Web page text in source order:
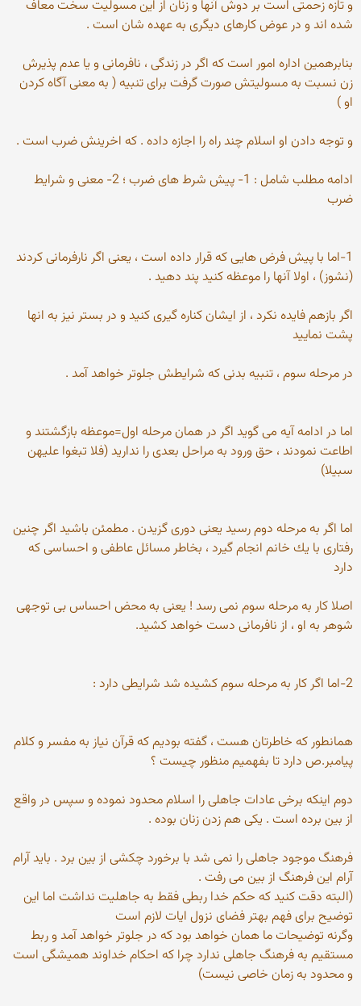
و تازه زحمتی است بر دوش آنها و زنان از این مسولیت سخت معاف
شده اند و در عوض کارهای دیگری به عهده شان است .
بنابرهمین اداره امور است که اگر در زندگی ، نافرمانی و یا عدم پذیرش
زن نسبت به مسولیتش صورت گرفت برای تنبیه ( به معنی آگاه کردن
او )
و توجه دادن او اسلام چند راه را اجازه داده . كه اخرینش ضرب است .
ادامه مطلب شامل : 1- پیش شرط های ضرب ؛ 2- معنی و شرایط
ضرب
1-اما با پیش فرض هایی كه قرار داده است ، یعنی اگر نارفرمانی كردند
(نشوز) ، اولا آنها را موعظه كنید پند دهید .
اگر بازهم فایده نكرد ، از ایشان كناره گیری كنید و در بستر نیز به انها
پشت نمایید
در مرحله سوم ، تنبیه بدنی كه شرایطش جلوتر خواهد آمد .
اما در ادامه آیه می گوید اگر در همان مرحله اول=موعظه بازگشتند و
اطاعت نمودند ، حق ورود به مراحل بعدی را ندارید (فلا تبغوا علیهن
سبیلا)
اما اگر به مرحله دوم رسید یعنی دوری گزیدن . مطمئن باشید اگر چنین
رفتاری با یك خانم انجام گیرد ، بخاطر مسائل عاطفی و احساسی كه
دارد
اصلا كار به مرحله سوم نمی رسد ! یعنی به محض احساس بی توجهی
شوهر به او ، از نافرمانی دست خواهد كشید.
2-اما اگر كار به مرحله سوم كشیده شد شرایطی دارد :
همانطور که خاطرتان هست ، گفته بودیم که قرآن نیاز به مفسر و کلام
پیامبر.ص دارد تا بفهمیم منظور چیست ؟
دوم اینکه برخی عادات جاهلی را اسلام محدود نموده و سپس در واقع
از بین برده است . یکی هم زدن زنان بوده .
فرهنگ موجود جاهلی را نمی شد با برخورد چكشی از بین برد . باید آرام
آرام این فرهنگ از بین می رفت .
(البته دقت كنید كه حكم خدا ربطی فقط به جاهلیت نداشت اما این
توضیح برای فهم بهتر فضای نزول ایات لازم است
وگرنه توضیحات ما همان خواهد بود كه در جلوتر خواهد آمد و ربط
مستقیم به فرهنگ جاهلی ندارد چرا كه احكام خداوند همیشگی است
و محدود به زمان خاصی نیست)